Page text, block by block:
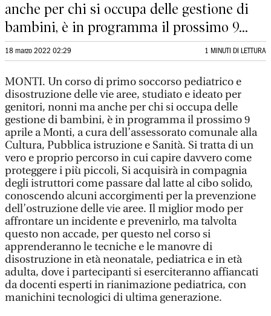
anche per chi si occupa delle gestione di
bambini, è in programma il prossimo 9...
18 marzo 2022 02:29 1 MINUTI DI LETTURA
MONTI. Un corso di primo soccorso pediatrico e
disostruzione delle vie aree, studiato e ideato per
genitori, nonni ma anche per chi si occupa delle
gestione di bambini, è in programma il prossimo 9
aprile a Monti, a cura dell’assessorato comunale alla
Cultura, Pubblica istruzione e Sanità. Si tratta di un
vero e proprio percorso in cui capire davvero come
proteggere i più piccoli, Si acquisirà in compagnia
degli istruttori come passare dal latte al cibo solido,
conoscendo alcuni accorgimenti per la prevenzione
dell’ostruzione delle vie aree. Il miglior modo per
affrontare un incidente e prevenirlo, ma talvolta
questo non accade, per questo nel corso si
apprenderanno le tecniche e le manovre di
disostruzione in età neonatale, pediatrica e in età
adulta, dove i partecipanti si eserciteranno affiancati
da docenti esperti in rianimazione pediatrica, con
manichini tecnologici di ultima generazione.